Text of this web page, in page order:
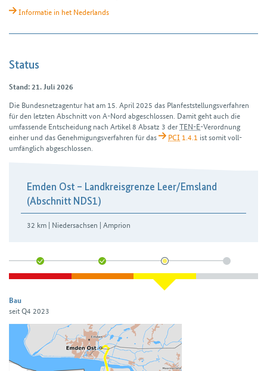
Informatie in het Nederlands
Status
Stand: 21. Juli 2026
Die Bundesnetzagentur hat am 15. April 2025 das Plan­feststellungs­verfahren
für den letzten Abschnitt von A-Nord ab­geschlossen. Damit geht auch die
umfassende Entscheidung nach Artikel 8 Absatz 3 derTEN-E-Verordnung
einher und das Genehmigungs­verfahren für das
PCI 1.4.1 ist somit voll­
umfänglich abgeschlossen.
Emden Ost – Landkreisgrenze Leer/​Emsland
(Abschnitt NDS1)
32 km | Niedersachsen | Amprion
Bau
seit Q4 2023